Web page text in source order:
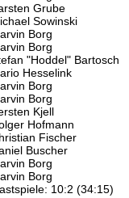
Grube
Sowinski
Borg
Borg
"Hoddel" Bartosch
Hesselink
Borg
Borg
Kjell
Hofmann
Fischer
Buscher
Borg
Borg
10:2 (34:15)